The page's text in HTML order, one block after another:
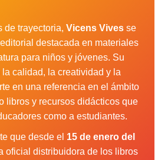
de trayectoria, Vicens Vives se
destacada en materiales
para niños y jóvenes. Su
calidad, la creatividad y la
en una referencia en el ámbito
libros y recursos didácticos que
como a estudiantes.
que desde el 15 de enero del
oficial distribuidora de los libros